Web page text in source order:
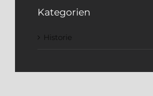
Kategorien
Historie